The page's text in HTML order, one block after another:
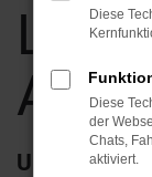
Unterwegs
Diese
Diese
der
Chats,
aktiviert.